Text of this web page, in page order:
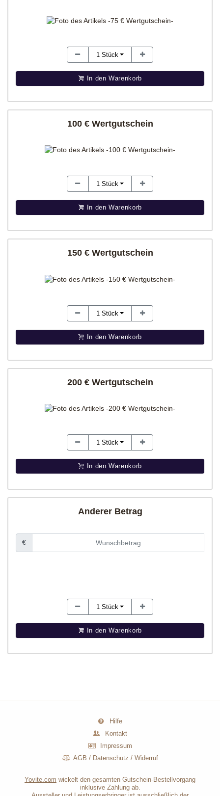
1 Stück
In den Warenkorb
100 € Wertgutschein
1 Stück
In den Warenkorb
150 € Wertgutschein
1 Stück
In den Warenkorb
200 € Wertgutschein
1 Stück
In den Warenkorb
Anderer Betrag
€
1 Stück
In den Warenkorb
Hilfe
Kontakt
Impressum
AGB / Datenschutz /Widerruf
Yovite.com wickelt den gesamten Gutschein-Bestellvorgang
inklusive Zahlung ab.